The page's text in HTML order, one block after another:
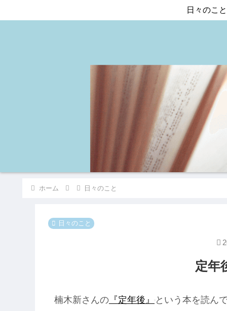
日々のこと
ホーム 日々のこと
日々のこと
定年
楠木新さんの 『定年後』
という本を読ん